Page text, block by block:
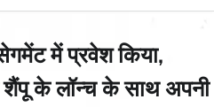
में प्रवेश किया,
शैंपू के लॉन्च के साथ अपनी